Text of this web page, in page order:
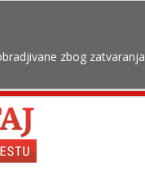
zbog zatvaranja